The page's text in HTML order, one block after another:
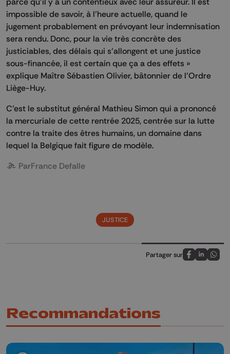
impossible de savoir, à l’heure actuelle, quand le
jugement probablement en prévoyant leur indemnisation
sera rendu. Donc, pour la vie très concrète des
justiciables, des délais qui s’allongent et une justice
sous-financée, il est certain que ça a des effets »
explique Maître Sébastien Olivier, bâtonnier de l’Ordre
Liège-Huy.
C’est le substitut général Mathieu Simon qui a prononcé
la mercuriale de cette rentrée 2025, centrée sur la lutte
contre la traite des êtres humains, un domaine dans
lequel la Belgique fait figure de modèle.
ParFrance Defalle
JUSTICE
Partager sur
Partagez sur
Partagez
Recommandations